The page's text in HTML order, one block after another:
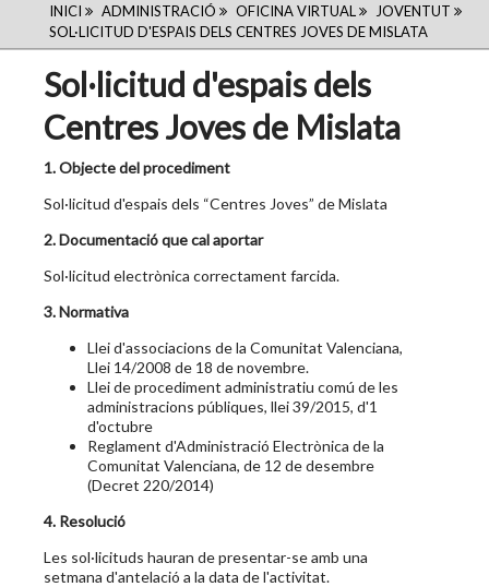
FIL
D'ARIADNA
INICI ADMINISTRACIÓ OFICINA VIRTUAL
JOVENTUT
SOL·LICITUD D'ESPAIS DELS CENTRES JOVES DE MISLATA
Sol·licitud d'espais dels
Centres Joves de Mislata
1. Objecte del procediment
Sol·licitud d'espais dels “Centres Joves” de Mislata
2. Documentació que cal aportar
Sol·licitud electrònica correctament farcida.
3. Normativa
Llei d'associacions de la Comunitat Valenciana,
Llei 14/2008 de 18 de novembre.
Llei de procediment administratiu comú de les
administracions públiques, llei 39/2015, d'1
d'octubre
Reglament d'Administració Electrònica de la
Comunitat Valenciana, de 12 de desembre
(Decret 220/2014)
4. Resolució
Les sol·licituds hauran de presentar-se amb una
setmana d'antelació a la data de l'activitat.